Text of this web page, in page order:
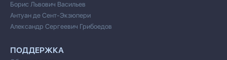
Борис Львович Васильев
Антуан де Сент-Экзюпери
Александр Сергеевич Грибоедов
ПОДДЕРЖКА